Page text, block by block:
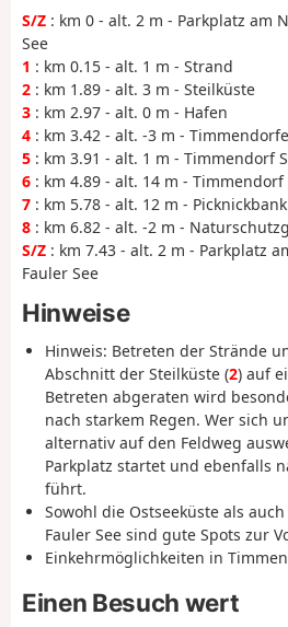
S/Z : km 0 - alt. 2 m - Parkplatz am
See
1 : km 0.15 - alt. 1 m - Strand
2 : km 1.89 - alt. 3 m - Steilküste
3 : km 2.97 - alt. 0 m - Hafen
4 : km 3.42 - alt. -3 m -
5 : km 3.91 - alt. 1 m - Timmendorf
6 : km 4.89 - alt. 14 m - Timmendorf
7 : km 5.78 - alt. 12 m - Picknickbank
8 : km 6.82 - alt. -2 m -
S/Z : km 7.43 - alt. 2 m - Parkplatz
Fauler See
Hinweise
Hinweis: Betreten der Strände
Abschnitt der Steilküste (2) auf
Betreten abgeraten wird
nach starkem Regen. Wer sich
alternativ auf den Feldweg
Parkplatz startet und ebenfalls
führt.
Sowohl die Ostseeküste als
Fauler See sind gute Spots zur
Einkehrmöglichkeiten in
Einen Besuch wert